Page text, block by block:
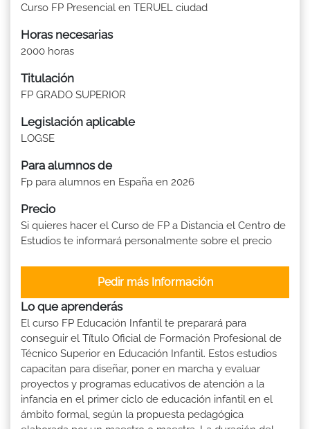
Curso FP Presencial en TERUEL ciudad
Horas necesarias
2000 horas
Titulación
FP GRADO SUPERIOR
Legislación aplicable
LOGSE
Para alumnos de
Fp para alumnos en España en 2026
Precio
Si quieres hacer el Curso de FP a Distancia el Centro de
Estudios te informará personalmente sobre el precio
Pedir más Información
Lo que aprenderás
El curso FP Educación Infantil te preparará para
conseguir el Título Oficial de Formación Profesional de
Técnico Superior en Educación Infantil. Estos estudios
capacitan para diseñar, poner en marcha y evaluar
proyectos y programas educativos de atención a la
infancia en el primer ciclo de educación infantil en el
ámbito formal, según la propuesta pedagógica